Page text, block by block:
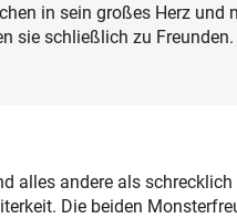
in sein großes Herz und
sie schließlich zu Freunden.
alles andere als
Die beiden